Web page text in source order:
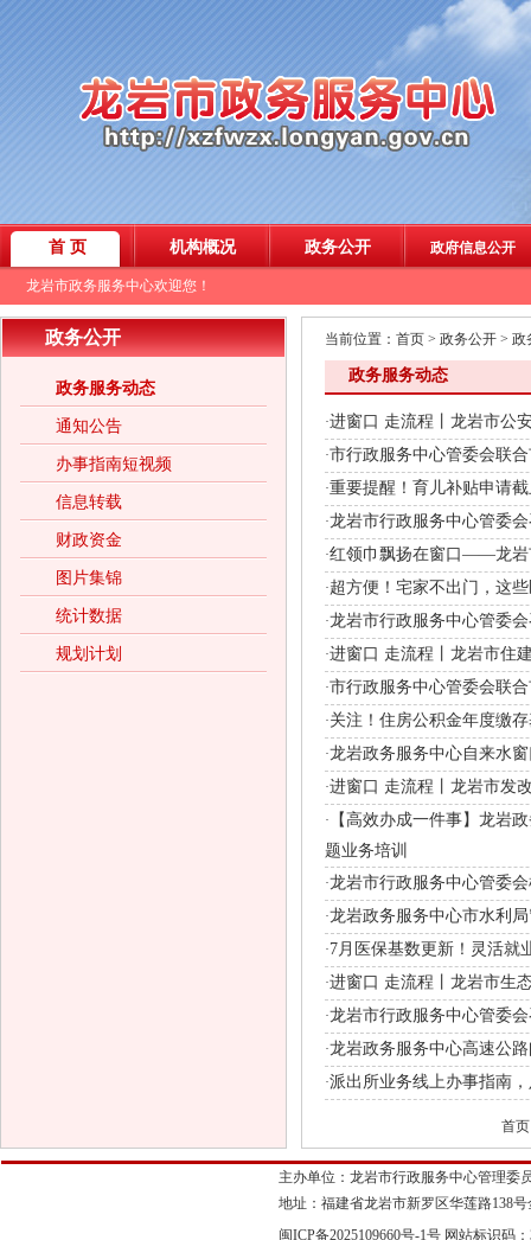
政务公开
政务服务动态
通知公告
办事指南短视频
信息转载
财政资金
图片集锦
统计数据
规划计划
当前位置： 首页> 政务公开> 政
政务服务动态
·进窗口 走流程丨龙岩市公
·市行政服务中心管委会联
·重要提醒！育儿补贴申请
·龙岩市行政服务中心管委
·红领巾飘扬在窗口——龙岩
·超方便！宅家不出门，这
·龙岩市行政服务中心管委
·进窗口 走流程丨龙岩市住
·市行政服务中心管委会联
·关注！住房公积金年度缴
·龙岩政务服务中心自来水
·进窗口 走流程丨龙岩市发
· 【高效办成一件事】龙岩
题业务培训
·龙岩市行政服务中心管委
·龙岩政务服务中心市水利
·7月医保基数更新！灵活
·进窗口 走流程丨龙岩市生
·龙岩市行政服务中心管委
·龙岩政务服务中心高速公
·派出所业务线上办事指南
首页